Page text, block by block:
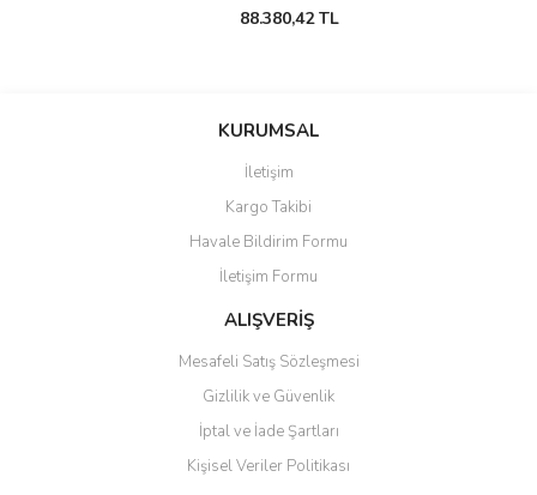
88.380,42 TL
KURUMSAL
İletişim
Kargo Takibi
Havale Bildirim Formu
İletişim Formu
ALIŞVERİŞ
Mesafeli Satış Sözleşmesi
Gizlilik ve Güvenlik
İptal ve İade Şartları
Kişisel Veriler Politikası